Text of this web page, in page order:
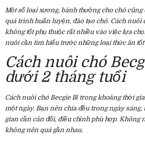
Một số loại xương, bánh thưởng cho chó cũng
quá trình huấn luyện, đào tạo chó. Cách nuôi
không tốt phụ thuộc rất nhiều vào việc lựa
nuôi cần tìm hiểu trước những loại thức ăn
Cách nuôi chó
dưới 2 tháng tuổi
Cách nuôi chó Becgie Bỉ trong khoảng thời
một ngày. Bạn nên chia đều trong ngày sáng,
gian cần cân đối, điều chỉnh phù hợp. Không
không nên quá gần nhau.